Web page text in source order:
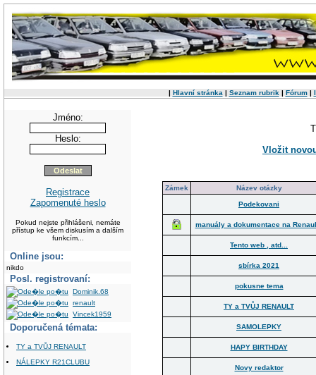
| Hlavní stránka | Seznam rubrik | Fórum|
Jméno:
Heslo:
Registrace
Zapomenuté heslo
Pokud nejste přihlášeni, nemáte
přístup ke všem diskusím a dalším
funkcím...
Online jsou:
nikdo
Posl. registrovaní:
Dominik.68
renault
Vincek1959
Doporučená témata:
TY a TVŮJ RENAULT
NÁLEPKY R21CLUBU
Vložit
Zámek Název otázky
Podekovani
manuály a dokumentace na
Tento web , atd...
sbírka 2021
pokusne tema
TY a TVŮJ RENAULT
SAMOLEPKY
HAPY BIRTHDAY
Novy redaktor